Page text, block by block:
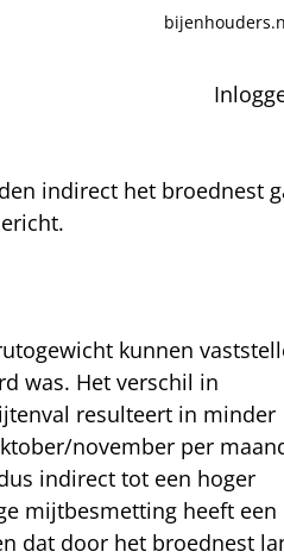
indirect het broednest
kunnen
was. Het verschil in
resulteert in minder
november per
indirect tot een hoger
mijtbesmetting heeft een
dat door het broednest